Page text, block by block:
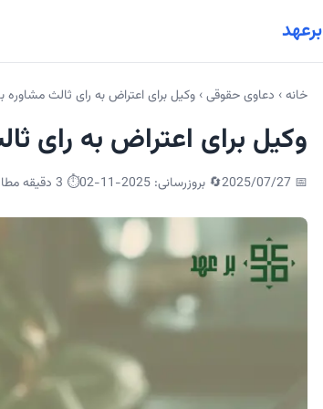
برعهد
خانه› دعاوی حقوقی› وکیل برای اعتراض به رای ثالث مشاوره
وکیل برای اعتراض به رای
📅
2025/07/27🔄 بروزرسانی: 2025-11-02 ⏱️ 3 دقیقه مطالعه